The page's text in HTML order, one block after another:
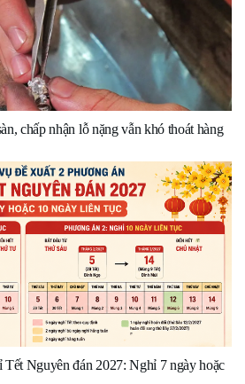
chấp nhận lỗ nặng vẫn khó thoát hàng
Nguyên đán 2027: Nghỉ 7 ngày hoặc